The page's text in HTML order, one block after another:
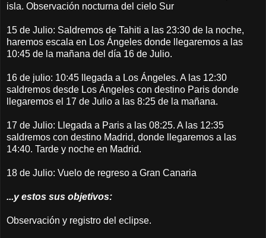
isla. Observación nocturna del cielo Sur
15 de Julio: Saldremos de Tahiti a las 23:30 de la noche,
haremos escala en Los Ángeles donde llegaremos a las
10:45 de la mañana del día 16 de Julio.
16 de julio: 10:45 llegada a Los Ángeles. A las 12:30
saldremos desde Los Ángeles con destino Paris donde
llegaremos el 17 de Julio a las 8:25 de la mañana.
17 de Julio: Llegada a Paris a las 08:25. A las 12:35
saldremos con destino Madrid, donde llegaremos a las
14:40. Tarde y noche en Madrid.
18 de Julio: Vuelo de regreso a Gran Canaria
...y estos sus objetivos:
Observación y registro del eclipse.